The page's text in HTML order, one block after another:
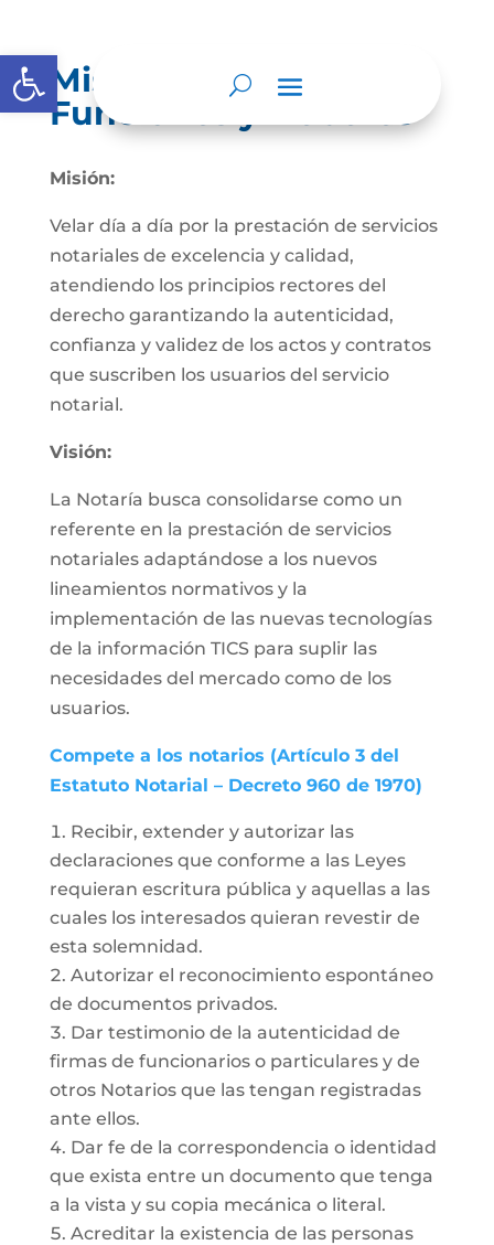
Abrir barra de herramientas
Misión, Visión,
Funciones y Deberes
Misión:
Velar día a día por la prestación de servicios
notariales de excelencia y calidad,
atendiendo los principios rectores del
derecho garantizando la autenticidad,
confianza y validez de los actos y contratos
que suscriben los usuarios del servicio
notarial.
Visión:
La Notaría busca consolidarse como un
referente en la prestación de servicios
notariales adaptándose a los nuevos
lineamientos normativos y la
implementación de las nuevas tecnologías
de la información TICS para suplir las
necesidades del mercado como de los
usuarios.
Compete a los notarios (Artículo 3 del
Estatuto Notarial – Decreto 960 de 1970)
Recibir, extender y autorizar las
declaraciones que conforme a las Leyes
requieran escritura pública y aquellas a las
cuales los interesados quieran revestir de
esta solemnidad.
Autorizar el reconocimiento espontáneo
de documentos privados.
Dar testimonio de la autenticidad de
firmas de funcionarios o particulares y de
otros Notarios que las tengan registradas
ante ellos.
Dar fe de la correspondencia o identidad
que exista entre un documento que tenga
a la vista y su copia mecánica o literal.
Acreditar la existencia de las personas